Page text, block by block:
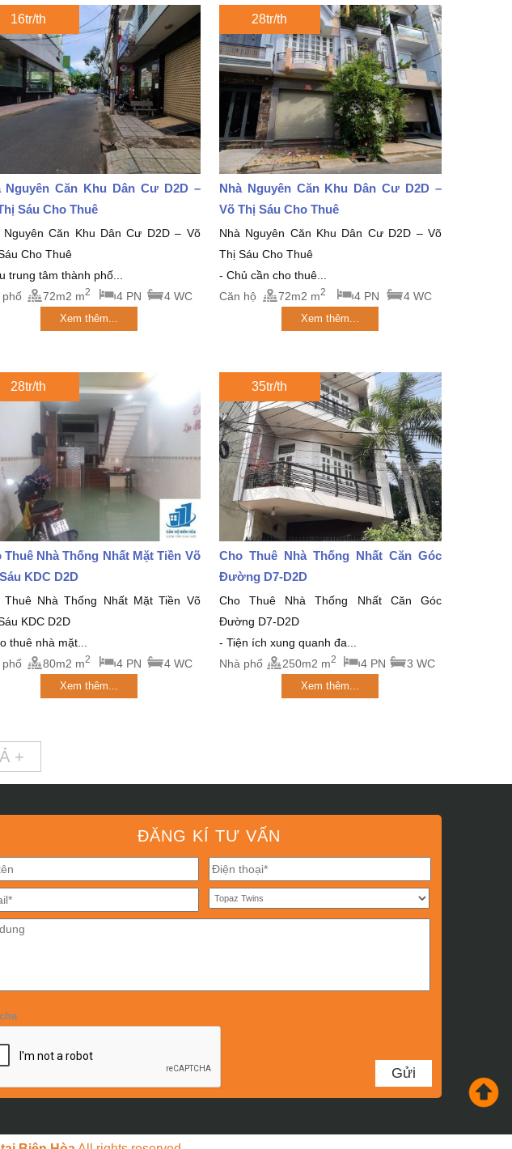
16tr/th
Nguyên Căn Khu Dân Cư D2D –
Sáu Cho Thuê
Nguyên Căn Khu Dân Cư D2D – Võ
Cho Thuê
trung tâm thành phố...
phố
72m2 m2 4 PN 4 WC
Xem thêm...
28tr/th
Nhà Nguyên Căn Khu Dân Cư D2D –
Võ Thị Sáu Cho Thuê
Nhà Nguyên Căn Khu Dân Cư D2D – Võ
Thị Sáu Cho Thuê
- Chủ cần cho thuê...
Căn hộ
72m2 m2 4 PN 4 WC
Xem thêm...
28tr/th
Thuê Nhà Thống Nhất Mặt Tiền Võ
KDC D2D
Thuê Nhà Thống Nhất Mặt Tiền Võ
KDC D2D
thuê nhà mặt...
phố
80m2 m2 4 PN 4 WC
Xem thêm...
35tr/th
Cho Thuê Nhà Thống Nhất Căn Góc
Đường D7-D2D
Cho Thuê Nhà Thống Nhất Căn Góc
Đường D7-D2D
- Tiện ích xung quanh đa...
Nhà phố
250m2 m2 4 PN 3 WC
Xem thêm...
+
ĐĂNG KÍ TƯ VẤN